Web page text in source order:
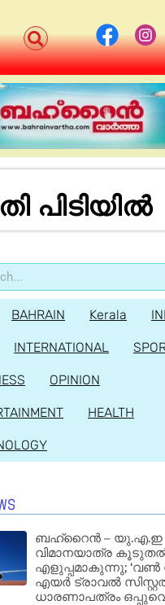
പിടിയിൽ
BAHRAIN Kerala
INTERNATIONAL
OPINION
HEALTH
ബഹ്‌റൈൻ – യു.എ.ഇ
വിമാനയാത്ര
എളുപ്പമാകുന്നു; ‘വൺ
എയർ ട്രാവൽ
ധാരണാപത്രം